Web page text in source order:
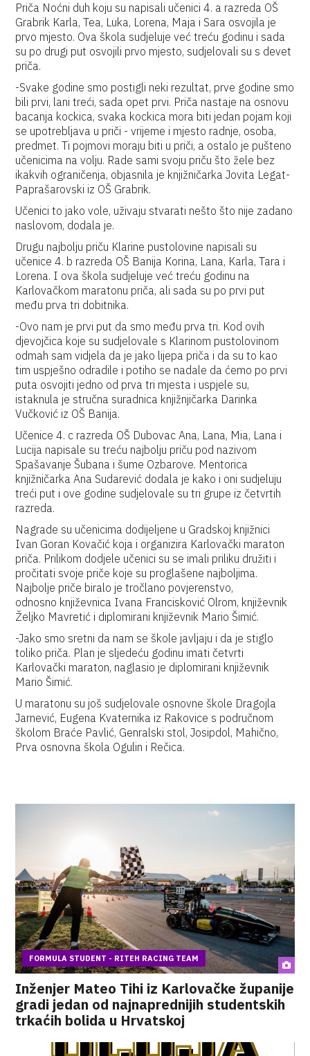
Priča Noćni duh koju su napisali učenici 4. a razreda OŠ
Grabrik Karla, Tea, Luka, Lorena, Maja i Sara osvojila je
prvo mjesto. Ova škola sudjeluje već treću godinu i sada
su po drugi put osvojili prvo mjesto, sudjelovali su s devet
priča.
-Svake godine smo postigli neki rezultat, prve godine smo
bili prvi, lani treći, sada opet prvi. Priča nastaje na osnovu
bacanja kockica, svaka kockica mora biti jedan pojam koji
se upotrebljava u priči - vrijeme i mjesto radnje, osoba,
predmet. Ti pojmovi moraju biti u priči, a ostalo je pušteno
učenicima na volju. Rade sami svoju priču što žele bez
ikakvih ograničenja, objasnila je knjižničarka Jovita Legat-
Paprašarovski iz OŠ Grabrik.
Učenici to jako vole, uživaju stvarati nešto što nije zadano
naslovom, dodala je.
Drugu najbolju priču Klarine pustolovine napisali su
učenice 4. b razreda OŠ Banija Korina, Lana, Karla, Tara i
Lorena. I ova škola sudjeluje već treću godinu na
Karlovačkom maratonu priča, ali sada su po prvi put
među prva tri dobitnika.
-Ovo nam je prvi put da smo među prva tri. Kod ovih
djevojčica koje su sudjelovale s Klarinom pustolovinom
odmah sam vidjela da je jako lijepa priča i da su to kao
tim uspješno odradile i potiho se nadale da ćemo po prvi
puta osvojiti jedno od prva tri mjesta i uspjele su,
istaknula je stručna suradnica knjižnjičarka Darinka
Vučković iz OŠ Banija.
Učenice 4. c razreda OŠ Dubovac Ana, Lana, Mia, Lana i
Lucija napisale su treću najbolju priču pod nazivom
Spašavanje Šubana i šume Ozbarove. Mentorica
knjižničarka Ana Sudarević dodala je kako i oni sudjeluju
treći put i ove godine sudjelovale su tri grupe iz četvrtih
razreda.
Nagrade su učenicima dodijeljene u Gradskoj knjižnici
Ivan Goran Kovačić koja i organizira Karlovački maraton
priča. Prilikom dodjele učenici su se imali priliku družiti i
pročitati svoje priče koje su proglašene najboljima.
Najbolje priče biralo je tročlano povjerenstvo,
odnosno književnica Ivana Francisković Olrom, književnik
Željko Mavretić i diplomirani književnik Mario Šimić.
-Jako smo sretni da nam se škole javljaju i da je stiglo
toliko priča. Plan je sljedeću godinu imati četvrti
Karlovački maraton, naglasio je diplomirani književnik
Mario Šimić.
U maratonu su još sudjelovale osnovne škole Dragojla
Jarnević, Eugena Kvaternika iz Rakovice s područnom
školom Braće Pavlić, Genralski stol, Josipdol, Mahično,
Prva osnovna škola Ogulin i Rečica.
FORMULA STUDENT - RITEH RACING TEAM
Inženjer Mateo Tihi iz Karlovačke županije
gradi jedan od najnaprednijih studentskih
trkaćih bolida u Hrvatskoj